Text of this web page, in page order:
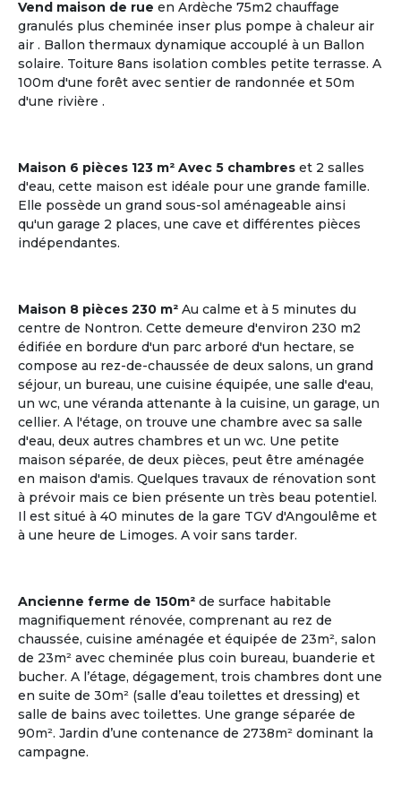
Vend maison de rue en Ardèche 75m2 chauffage
granulés plus cheminée inser plus pompe à chaleur air
air . Ballon thermaux dynamique accouplé à un Ballon
solaire. Toiture 8ans isolation combles petite terrasse. A
100m d'une forêt avec sentier de randonnée et 50m
d'une rivière .
Maison 6 pièces 123 m² Avec 5 chambres et 2 salles
d'eau, cette maison est idéale pour une grande famille.
Elle possède un grand sous-sol aménageable ainsi
qu'un garage 2 places, une cave et différentes pièces
indépendantes.
Maison 8 pièces 230 m² Au calme et à 5 minutes du
centre de Nontron. Cette demeure d'environ 230 m2
édifiée en bordure d'un parc arboré d'un hectare, se
compose au rez-de-chaussée de deux salons, un grand
séjour, un bureau, une cuisine équipée, une salle d'eau,
un wc, une véranda attenante à la cuisine, un garage, un
cellier. A l'étage, on trouve une chambre avec sa salle
d'eau, deux autres chambres et un wc. Une petite
maison séparée, de deux pièces, peut être aménagée
en maison d'amis. Quelques travaux de rénovation sont
à prévoir mais ce bien présente un très beau potentiel.
Il est situé à 40 minutes de la gare TGV d'Angoulême et
à une heure de Limoges. A voir sans tarder.
Ancienne ferme de 150m² de surface habitable
magnifiquement rénovée, comprenant au rez de
chaussée, cuisine aménagée et équipée de 23m², salon
de 23m² avec cheminée plus coin bureau, buanderie et
bucher. A l’étage, dégagement, trois chambres dont une
en suite de 30m² (salle d’eau toilettes et dressing) et
salle de bains avec toilettes. Une grange séparée de
90m². Jardin d’une contenance de 2738m² dominant la
campagne.
20 4 co-acheteurs souhaitent venir visiter
Plazac
Budget par coacheteur : 86,646 €
Plazac, Dordogne, Nouvelle-
Aquitaine
M'inscrire et créer mon profil
Communauté Lgbt Seniors
Les deux tiers des personnes âgées LGBT vivent
seuls ; il existe très peu de structure d'accueil
adaptée pour cette communauté.
Voir les annonces